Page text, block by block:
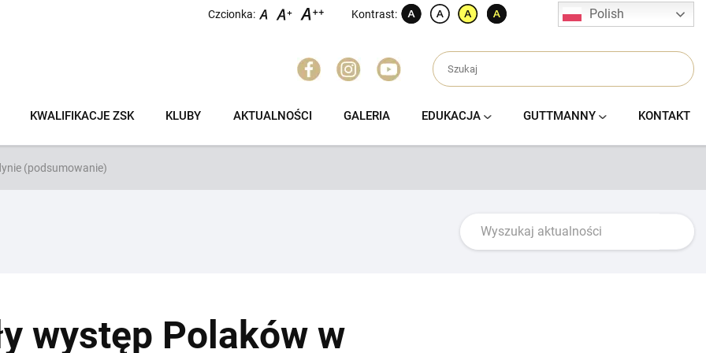
Czcionka: Kontrast: Polish
KWALIFIKACJE ZSK KLUBY AKTUALNOŚCI GALERIA EDUKACJA GUTTMANNY KONTAKT
(podsumowanie)
występ Polaków w